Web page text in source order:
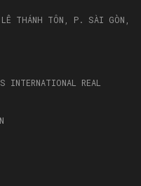
LÊ THÁNH TÔN, P. SÀI GÒN,
INTERNATIONAL REAL